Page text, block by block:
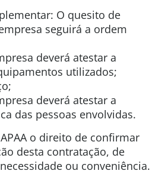
O quesito de
seguirá a ordem
deverá atestar a
utilizados;
deverá atestar a
das pessoas envolvidas.
o direito de confirmar
desta contratação, de
ou conveniência.